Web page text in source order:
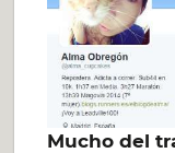
Mucho del